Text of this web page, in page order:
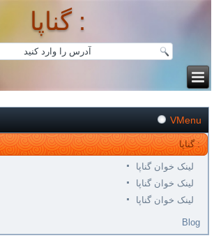
گناپا :
VMenu
گناپا :
لینک خوان گناپا
لینک خوان گناپا
لینک خوان گناپا
Blog